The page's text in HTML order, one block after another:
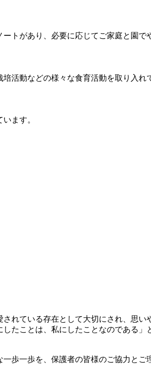
トがあり、必要に応じてご家庭と園で
活動などの様々な食育活動を取り入れ
ます。
れている存在として大切にされ、思い
たことは、私にしたことなのである」
歩一歩を、保護者の皆様のご協力とご